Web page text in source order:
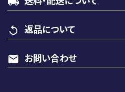
replay 返品について
mail お問い合わせ